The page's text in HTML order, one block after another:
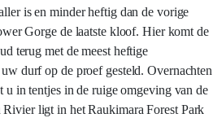
is en minder heftig dan de vorige
Gorge de laatste kloof. Hier komt de
terug met de meest heftige
durf op de proef gesteld. Overnachten
u in tentjes in de ruige omgeving van de
ligt in het Raukimara Forest Park